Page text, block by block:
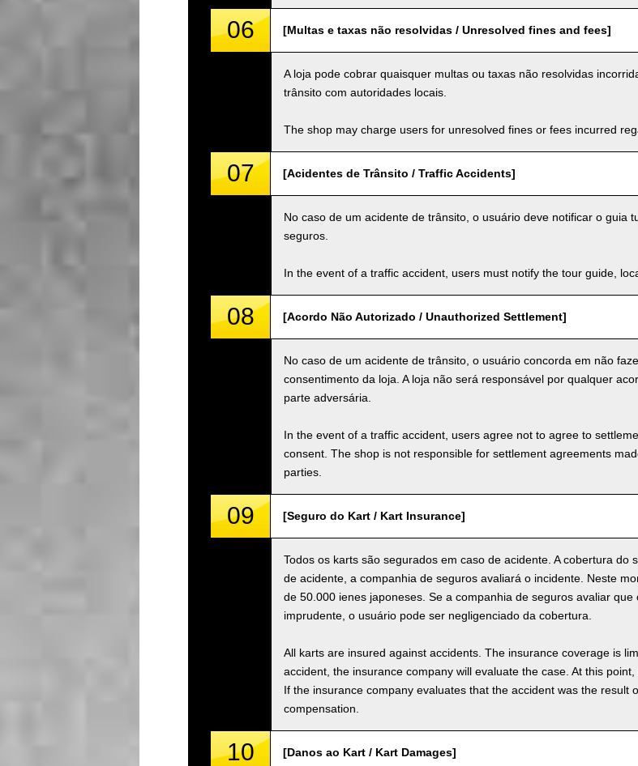
06 [Multas e taxas não resolvidas / Unresolved fines and fees]
A loja pode cobrar quaisquer multas ou taxas não resolvidas
trânsito com autoridades locais.
The shop may charge users for unresolved fines or fees incurred
07 [Acidentes de Trânsito / Traffic Accidents]
No caso de um acidente de trânsito, o usuário deve notificar o guia
seguros.
In the event of a traffic accident, users must notify the tour guide,
08 [Acordo Não Autorizado / Unauthorized Settlement]
No caso de um acidente de trânsito, o usuário concorda em não
consentimento da loja. A loja não será responsável por qualquer
parte adversária.
In the event of a traffic accident, users agree not to agree to
consent. The shop is not responsible for settlement agreements
parties.
09 [Seguro do Kart / Kart Insurance]
Todos os karts são segurados em caso de acidente. A cobertura do
de acidente, a companhia de seguros avaliará o incidente. Neste
de 50.000 ienes japoneses. Se a companhia de seguros avaliar
imprudente, o usuário pode ser negligenciado da cobertura.
All karts are insured against accidents. The insurance coverage is
accident, the insurance company will evaluate the case. At this
If the insurance company evaluates that the accident was the result
compensation.
10 [Danos ao Kart / Kart Damages]